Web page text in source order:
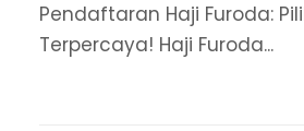
Pendaftaran Haji Furoda:
Terpercaya! Haji Furoda...